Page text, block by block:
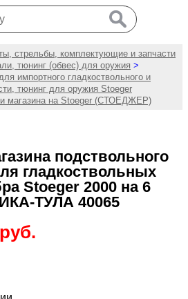
стрельбы, комплектующие и запчасти
тюнинг (обвес) для оружия >
импортного гладкоствольного и
тюнинг для оружия Stoeger
магазина на Stoeger (СТОЕДЖЕР)
подствольного
гладкоствольных
Stoeger 2000 на 6
ТУЛА 40065